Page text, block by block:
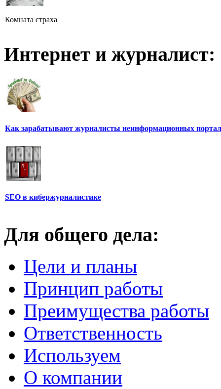
Комната страха
Интернет и журналист:
Как зарабатывают журналисты неинформационных
SEO в кибержурналистике
Для общего дела:
Цели и планы
Принцип работы
Преимущества работы
Ответственность
Используем
О компании